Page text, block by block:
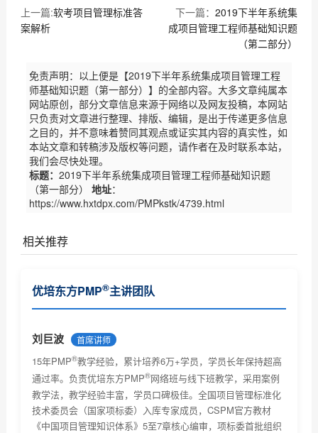
上一篇:软考项目管理标准答
案解析
下一篇：2019下半年系统集
成项目管理工程师基础知识题
（第二部分）
免责声明：以上便是【2019下半年系统集成项目管理工程
师基础知识题（第一部分）】的全部内容。大多文章纯属本
网站原创，部分文章信息来源于网络以及网友投稿，本网站
只负责对文章进行整理、排版、编辑，是出于传递更多信息
之目的，并不意味着赞同其观点或证实其内容的真实性，如
本站文章和转稿涉及版权等问题，请作者在及时联系本站，
我们会尽快处理。
标题： 2019下半年系统集成项目管理工程师基础知识题
（第一部分） 地址：
https://www.hxtdpx.com/PMPkstk/4739.html
相关推荐
系统集成项目管理工程师 考试练习题目及其...
系统集成项目管理工程师
系统集成项目管理工程师®培训中进度管理例...
系统集成项目管理工程师®之项目采购管理常...
软考常见考试题库样例及详解
优培东方PMP®主讲团队
刘巨波 首席讲师
15年PMP®教学经验，累计培养6万+学员，学员长年保持超高
通过率。负责优培东方PMP®网络班与线下班教学，采用案例
教学法，教学经验丰富，学员口碑极佳。全国项目管理标准化
技术委员会（国家项标委）入库专家成员，CSPM官方教材
《中国项目管理知识体系》5至7章核心编审，项标委首批组织